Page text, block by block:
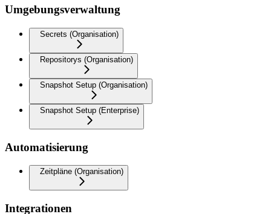
Umgebungsverwaltung
Secrets (Organisation)
Repositorys (Organisation)
Snapshot Setup (Organisation)
Snapshot Setup (Enterprise)
Automatisierung
Zeitpläne (Organisation)
Integrationen